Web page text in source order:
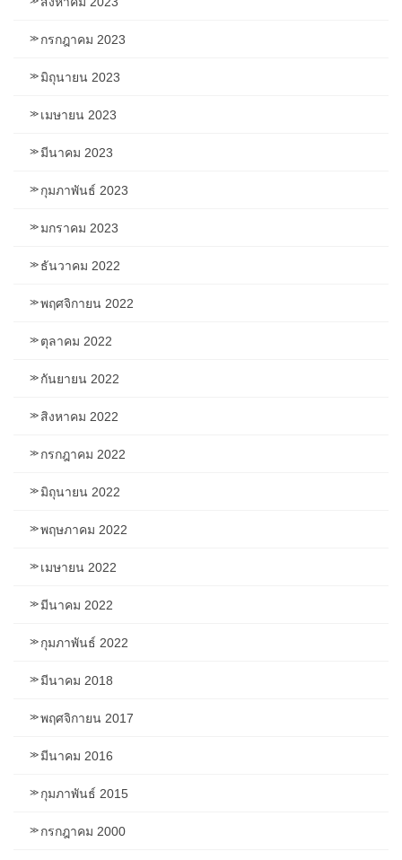
กรกฎาคม 2023
มิถุนายน 2023
เมษายน 2023
มีนาคม 2023
กุมภาพันธ์ 2023
มกราคม 2023
ธันวาคม 2022
พฤศจิกายน 2022
ตุลาคม 2022
กันยายน 2022
สิงหาคม 2022
กรกฎาคม 2022
มิถุนายน 2022
พฤษภาคม 2022
เมษายน 2022
มีนาคม 2022
กุมภาพันธ์ 2022
มีนาคม 2018
พฤศจิกายน 2017
มีนาคม 2016
กุมภาพันธ์ 2015
กรกฎาคม 2000